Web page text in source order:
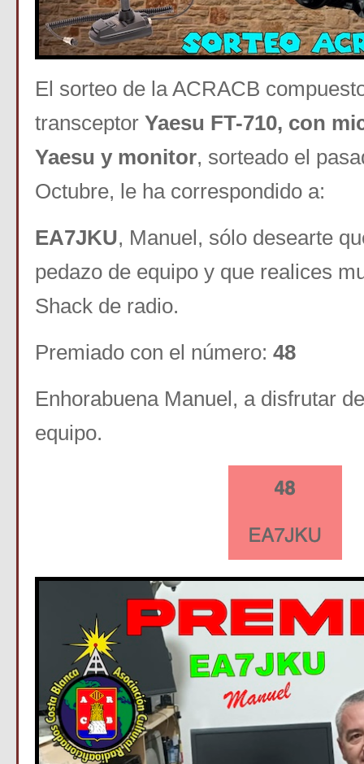
El sorteo de la ACRACB
transceptor Yaesu FT-710, con
Yaesu y monitor, sorteado el
Octubre, le ha correspondido a:
EA7JKU, Manuel, sólo desearte
pedazo de equipo y que realices
Shack de radio.
Premiado con el número: 48
Enhorabuena Manuel, a disfrutar
equipo.